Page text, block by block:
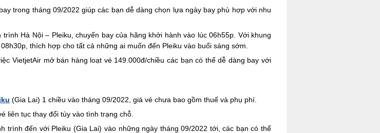
trong tháng 09/2022 giúp các bạn dễ dàng chọn lựa ngày bay phù hợp với nhu
Hà Nội – Pleiku, chuyến bay của hãng khởi hành vào lúc 06h55p. Với khung
thích hợp cho tất cả những ai muốn đến Pleiku vào buổi sáng sớm.
VietjetAir mở bán hàng loạt vé 149.000đ/chiều các bạn có thể dễ dàng bay với
(Gia Lai) 1 chiều vào tháng 09/2022, giá vé chưa bao gồm thuế và phụ phí.
liên tục thay đổi tùy vào tình trạng chỗ.
trình đến với Pleiku (Gia Lai) vào những ngày tháng 09/2022 tới, các bạn có thể